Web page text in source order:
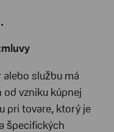
službu má
od vzniku kúpnej
pri tovare, ktorý je
špecifických